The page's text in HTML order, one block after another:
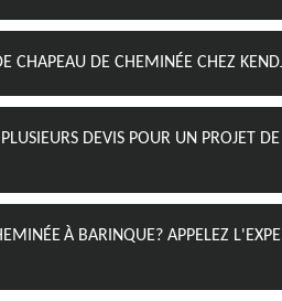
CHAPEAU DE CHEMINÉE CHEZ
DEVIS POUR UN PROJET
À BARINQUE? APPELEZ